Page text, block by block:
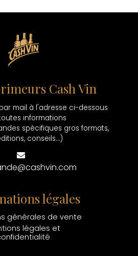
Cash Vin
mail à l'adresse ci-dessous
informations
spécifiques gros formats,
conseils...)
légales
générales de vente
légales et